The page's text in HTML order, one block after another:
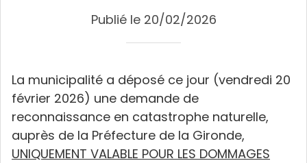
Publié le 20/02/2026
La municipalité a déposé ce jour (vendredi 20
février 2026) une demande de
reconnaissance en catastrophe naturelle,
auprès de la Préfecture de la Gironde,
UNIQUEMENT VALABLE POUR LES DOMMAGES